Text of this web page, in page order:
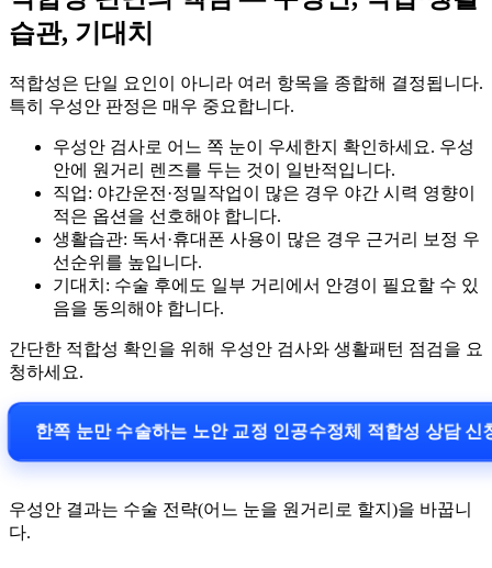
습관, 기대치
적합성은 단일 요인이 아니라 여러 항목을 종합해 결정됩니다.
특히 우성안 판정은 매우 중요합니다.
우성안 검사로 어느 쪽 눈이 우세한지 확인하세요. 우성
안에 원거리 렌즈를 두는 것이 일반적입니다.
직업: 야간운전·정밀작업이 많은 경우 야간 시력 영향이
적은 옵션을 선호해야 합니다.
생활습관: 독서·휴대폰 사용이 많은 경우 근거리 보정 우
선순위를 높입니다.
기대치: 수술 후에도 일부 거리에서 안경이 필요할 수 있
음을 동의해야 합니다.
간단한 적합성 확인을 위해 우성안 검사와 생활패턴 점검을 요
청하세요.
한쪽 눈만 수술하는 노안 교정 인공수정체 적합성 상담
우성안 결과는 수술 전략(어느 눈을 원거리로 할지)을 바꿉니
다.